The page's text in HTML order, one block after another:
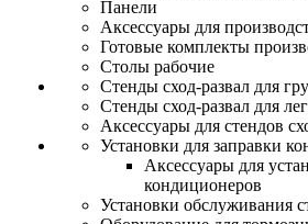
Панели
Аксессуары для
Готовые комплекты
Столы рабочие
Стенды сход-развал для
Стенды сход-развал для
Аксессуары для стендов
Установки для заправки
Аксессуары для
кондиционеров
Установки обслуживания